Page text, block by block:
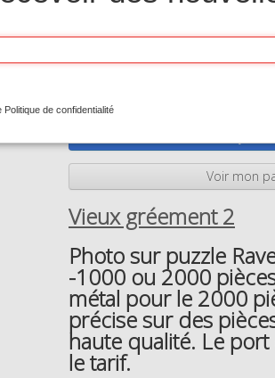
Voir mon
Vieux gréement 2
Photo sur puzzle
-1000 ou 2000
métal pour le 2000
précise sur des
haute qualité. Le
le tarif.
de confidentialité